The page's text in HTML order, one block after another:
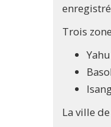
Trois
La ville